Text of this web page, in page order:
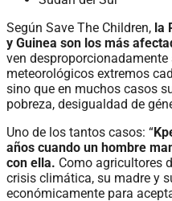
Según Save The Children, la
y Guinea son los más
ven
meteorológicos extremos
sino que en muchos casos
pobreza, desigualdad de
Uno de los tantos casos: “
años cuando un hombre
con ella. Como agricultores
crisis climática, su madre y
económicamente para